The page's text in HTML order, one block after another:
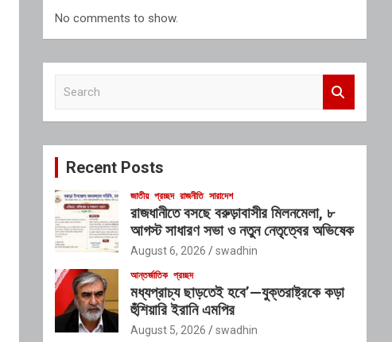
No comments to show.
c
Recent Posts
জাতীয় প্রচ্ছদ রাজনীতি সারাদেশ
রাজধানীতে বসছে বরুড়াবাসীর মিলনমেলা, ৮
আগস্ট সাধারণ সভা ও নতুন নেতৃত্বের অভিষেক
August 6, 2026 swadhin
আন্তর্জাতিক প্রচ্ছদ
মধ্যপ্রাচ্য ছাড়তেই হবে’—যুক্তরাষ্ট্রকে কড়া
হুঁশিয়ারি ইরানি এমপির
August 5, 2026 swadhin